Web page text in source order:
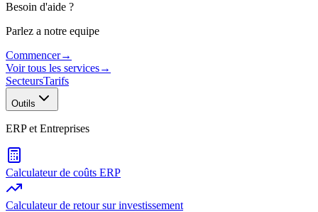
Besoin d'aide ?
Parlez a notre equipe
Commencer→
Voir tous les services→
SecteursTarifs
Outils
ERP et Entreprises
Calculateur de coûts ERP
Calculateur de retour sur investissement